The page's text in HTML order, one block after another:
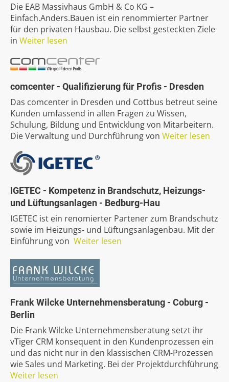
Die EAB Massivhaus GmbH & Co KG –
Einfach.Anders.Bauen ist ein renommierter Partner
für den privaten Hausbau. Die selbst gesteckten Ziele
in Weiter lesen
comcenter - Qualifizierungfür Profis - Dresden
Das comcenter in Dresden und Cottbus betreut seine
Kunden umfassend in allen Fragen zu Wissen,
Schulung, Bildung und Entwicklung von Mitarbeitern.
Die Verwaltung und Durchführung von Weiter lesen
IGETEC - Kompetenz in Brandschutz, Heizungs-
und Lüftungsanlagen - Bedburg-Hau
IGETEC ist ein renomierter Partener zum Brandschutz
sowie im Heizungs- und Lüftungsanlagenbau. Mit der
Einführung von Weiter lesen
FrankWilcke Unternehmensberatung - Coburg -
Berlin
Die Frank Wilcke Unternehmensberatung setzt ihr
vTiger CRM konsequent in den Kundenprozessen ein
und das nicht nur in den klassischen CRM-Prozessen
wie Sales und Marketing. Bei der Projektdurchführung
Weiter lesen